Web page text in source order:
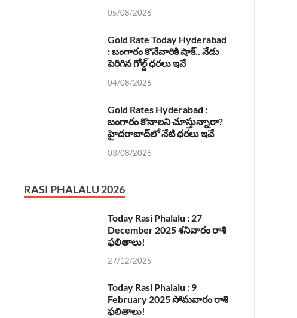
05/08/2026
Gold Rate Today Hyderabad
: బంగారం కొనేవారికి షాక్.. నేడు
పెరిగిన గోల్డ్ ధరలు ఇవే
04/08/2026
Gold Rates Hyderabad :
బంగారం కొనాలని చూస్తున్నారా?
హైదరాబాద్‌లో నేటి ధరలు ఇవే
03/08/2026
RASI PHALALU 2026
Today Rasi Phalalu : 27
December 2025 శనివారం రాశి
ఫలితాలు!
27/12/2025
Today Rasi Phalalu : 9
February 2025 సోమవారం రాశి
ఫలితాలు!